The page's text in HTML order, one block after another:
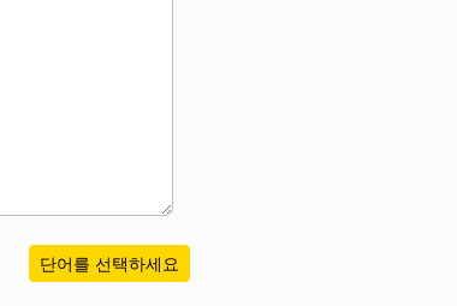
단어를 선택하세요